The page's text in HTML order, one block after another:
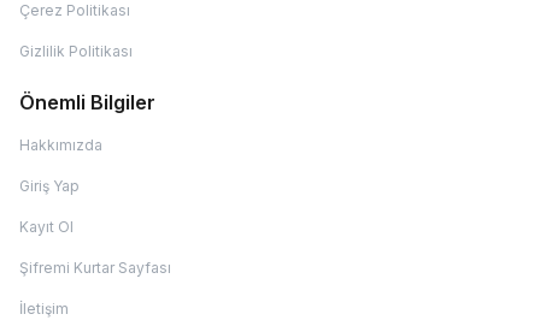
Çerez Politikası
Gizlilik Politikası
Önemli Bilgiler
Hakkımızda
Giriş Yap
Kayıt Ol
Şifremi Kurtar Sayfası
İletişim